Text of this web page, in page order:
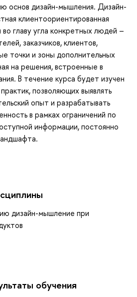
основ дизайн-мышления. Дизайн-
клиентоориентированная
главу угла конкретных людей –
заказчиков, клиентов,
точки и зоны дополнительных
на решения, встроенные в
В течение курса будет изучен
позволяющих выявлять
опыт и разрабатывать
в рамках ограничений по
информации, постоянно
дизайн-мышление при
обучения